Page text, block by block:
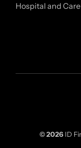
Hospital and Care
© 2026ID